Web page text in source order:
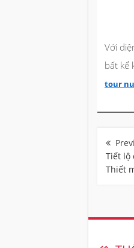
Với
bất kể
tour
hướng
bài
viết
Tiết lộ
Thiết